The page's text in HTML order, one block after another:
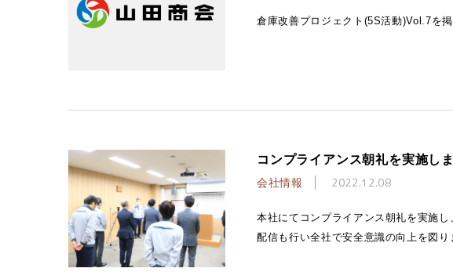
倉庫改善プロジェクト(5S活動)Vol.7
コンプライアンス朝礼を実施し
会社情報 2022.12.08
本社にてコンプライアンス朝礼を実施
配信も行い全社で安全意識の向上を図り